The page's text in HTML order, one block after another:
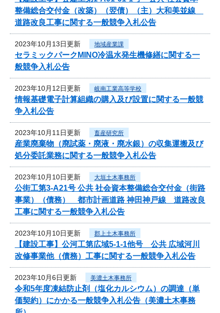
整備総合交付金（改築）（翌債）（主）大和美並線
道路改良工事に関する一般競争入札公告
2023年10月13日更新 地域産業課
セラミックパークMINO冷温水発生機修繕に関する一
般競争入札公告
2023年10月12日更新 岐南工業高等学校
情報基礎電子計算組織の購入及び設置に関する一般競
争入札公告
2023年10月11日更新 畜産研究所
産業廃棄物（廃試薬・廃液・廃水銀）の収集運搬及び
処分委託業務に関する一般競争入札公告
2023年10月10日更新 大垣土木事務所
公街工第3-A21号 公共 社会資本整備総合交付金（街路
事業）（債務） 都市計画道路 神田神戸線 道路改良
工事に関する一般競争入札公告
2023年10月10日更新 郡上土木事務所
【建設工事】公河工第広域5-1-1他号 公共 広域河川
改修事業他（債務）工事に関する一般競争入札公告
2023年10月6日更新 美濃土木事務所
令和5年度凍結防止剤（塩化カルシウム）の調達（単
価契約）にかかる一般競争入札公告（美濃土木事務